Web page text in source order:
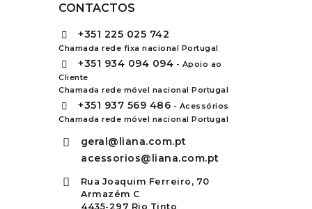
CONTACTOS
+351 225 025 742
Chamada rede fixa nacional Portugal
+351 934 094 094 - Apoio ao
Cliente
Chamada rede móvel nacional Portugal
+351 937 569 486 - Acessórios
Chamada rede móvel nacional Portugal
geral@liana.com.pt
acessorios@liana.com.pt
Rua Joaquim Ferreiro, 70
Armazém C
4435-297 Rio Tinto